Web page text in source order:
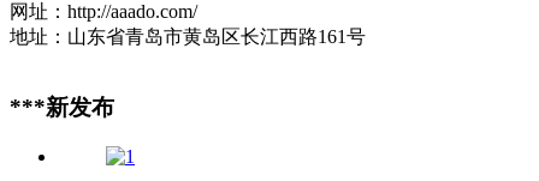
网址：http://aaado.com/
地址：山东省青岛市黄岛区长江西路161号
***新发布